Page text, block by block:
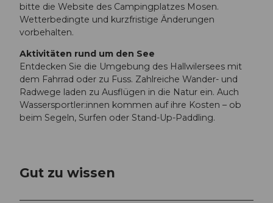
bitte die Website des Campingplatzes Mosen.
Wetterbedingte und kurzfristige Änderungen
vorbehalten.
Aktivitäten rund um den See
Entdecken Sie die Umgebung des Hallwilersees mit
dem Fahrrad oder zu Fuss. Zahlreiche Wander- und
Radwege laden zu Ausflügen in die Natur ein. Auch
Wassersportler:innen kommen auf ihre Kosten – ob
beim Segeln, Surfen oder Stand-Up-Paddling.
Gut zu wissen